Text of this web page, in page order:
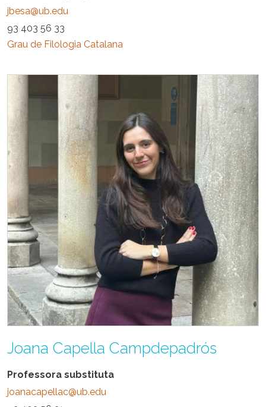
jbesa@ub.edu
93 403 56 33
Grau de Filologia Catalana
Joana Capella Campdepadrós
Professora substituta
joanacapellac@ub.edu